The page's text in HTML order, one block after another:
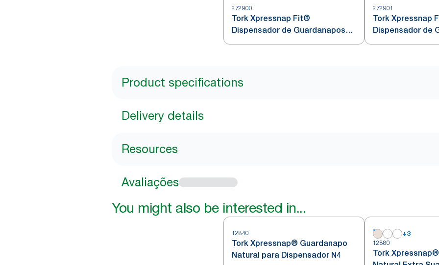
272900
Tork Xpressnap Fit®
Dispensador de Guardanapos
para Mesa Preto N14
272901
Tork Xpressnap
Dispensador de
para Balcão
Product specifications
Delivery details
Resources
Avaliações
You might also be interested in...
12840
Tork Xpressnap® Guardanapo
Natural para Dispensador N4
+3
12880
Tork